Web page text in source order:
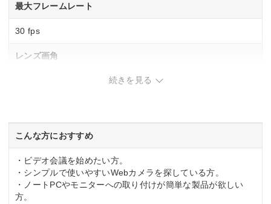
最大フレームレート
30 fps
レンズ画角
○
プライバシーカバー
なし
続きを見る
こんな方におすすめ
・ビデオ会議を始めたい方。
・シンプルで使いやすいWebカメラを探している方。
・ノートPCやモニターへの取り付けが簡単な製品が欲しい
方。